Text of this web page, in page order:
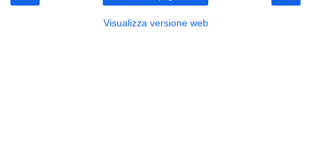
Visualizza versione web